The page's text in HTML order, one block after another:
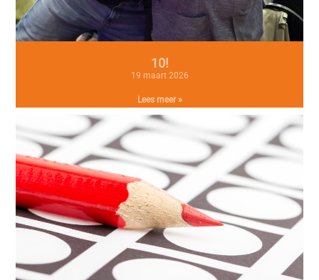
10!
19 maart 2026
Lees meer »